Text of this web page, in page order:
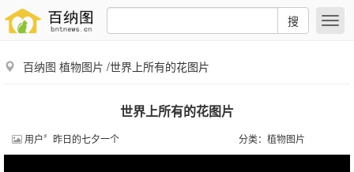
搜
百纳图 植物图片 /世界上所有的花图片
世界上所有的花图片
用户〞昨日的七夕一个 分类： 植物图片